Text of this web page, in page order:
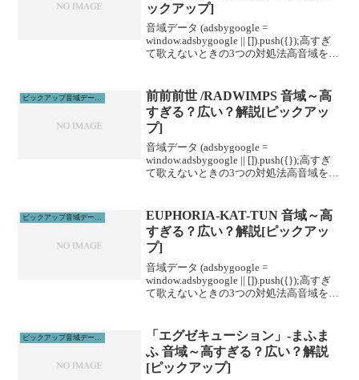
ックアップ]
音域データ (adsbygoogle =
window.adsbygoogle || []).push({});高すぎ
て歌えないときの3つの対処法高音域を広
ルに通うこと...
ピックアップ音域データ解説
前前前世 /RADWIMPS 音域～高
すぎる？広い？解説[ピックアッ
プ]
音域データ (adsbygoogle =
window.adsbygoogle || []).push({});高すぎ
て歌えないときの3つの対処法高音域を広
ルに通うこと...
ピックアップ音域データ解説
EUPHORIA-KAT-TUN 音域～高
すぎる？広い？解説[ピックアッ
プ]
音域データ (adsbygoogle =
window.adsbygoogle || []).push({});高すぎ
て歌えないときの3つの対処法高音域を広
ルに通うこと...
「エグゼキューション」-まふま
ふ 音域～高すぎる？広い？解説
[ピックアップ]